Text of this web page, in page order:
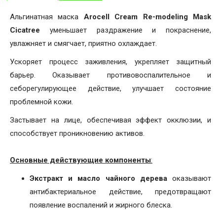
Альгинатная маска Arocell Cream Re-modeling Mask
Cicatree уменьшает раздражение и покраснение,
увлажняет и смягчает, приятно охлаждает.
Ускоряет процесс заживления, укрепляет защитный
барьер. Оказывает противовоспалительное и
себорегулирующее действие, улучшает состояние
проблемной кожи.
Застывает на лице, обеспечивая эффект окклюзии, и
способствует проникновению активов.
Основные действующие компоненты:
Экстракт и масло чайного дерева оказывают
антибактериальное действие, предотвращают
появление воспалений и жирного блеска.